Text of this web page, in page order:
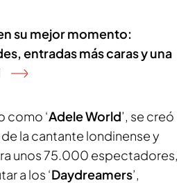
su mejor momento:
entradas más caras y una
como ‘Adele World’, se creó
la cantante londinense y
unos 75.000 espectadores,
a los ‘Daydreamers’,